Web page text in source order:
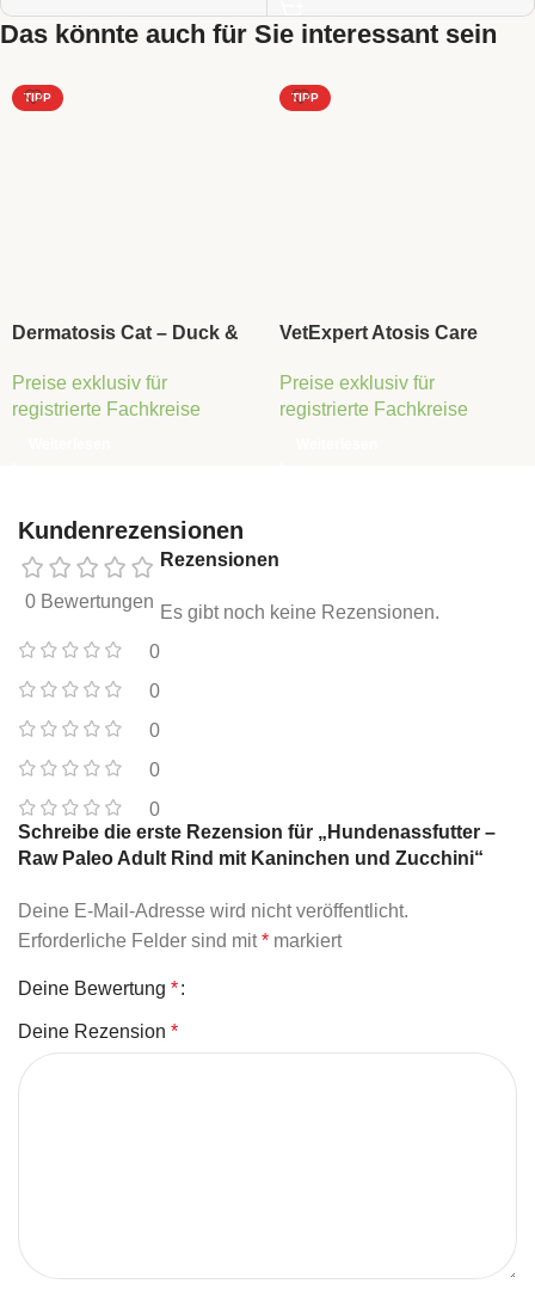
Das könnte auch für Sie interessant sein
TIPP
Dermatosis Cat – Duck &
Preise exklusiv für
registrierte Fachkreise
TIPP
VetExpert Atosis Care
Preise exklusiv für
registrierte Fachkreise
Kundenrezensionen
0 Bewertungen
0
0
0
0
0
Rezensionen
Es gibt noch keine Rezensionen.
Schreibe die erste Rezension für „Hundenassfutter –
Raw Paleo Adult Rind mit Kaninchen und Zucchini“
Deine E-Mail-Adresse wird nicht veröffentlicht.
Erforderliche Felder sind mit* markiert
Deine Bewertung *
Deine Rezension *